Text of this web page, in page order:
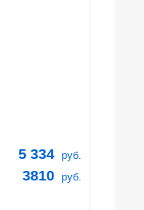
5 334 руб.
3810 руб.